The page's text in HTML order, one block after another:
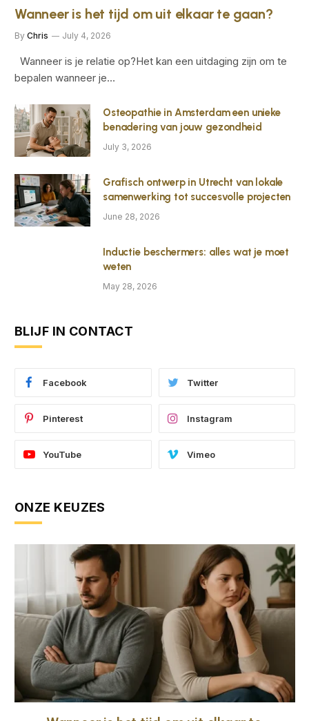
Wanneer is het tijd om uit elkaar te gaan?
By Chris July 4, 2026
Wanneer is je relatie op?Het kan een uitdaging zijn om te
bepalen wanneer je…
Osteopathie in Amsterdam een unieke
benadering van jouw gezondheid
July 3, 2026
Grafisch ontwerp in Utrecht van lokale
samenwerking tot succesvolle projecten
June 28, 2026
Inductie beschermers: alles wat je moet
weten
May 28, 2026
BLIJF IN CONTACT
Facebook Twitter
Pinterest Instagram
YouTube Vimeo
ONZE KEUZES